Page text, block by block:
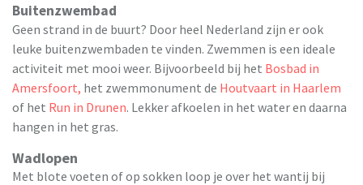
Buitenzwembad
Geen strand in de buurt? Door heel Nederland zijn er ook
leuke buitenzwembaden te vinden. Zwemmen is een ideale
activiteit met mooi weer. Bijvoorbeeld bij het Bosbad in
Amersfoort, het zwemmonument de Houtvaart in Haarlem
of het Run in Drunen. Lekker afkoelen in het water en daarna
hangen in het gras.
Wadlopen
Met blote voeten of op sokken loop je over het wantij bij